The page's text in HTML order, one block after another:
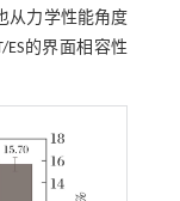
从力学性能角度
ES的界面相容性